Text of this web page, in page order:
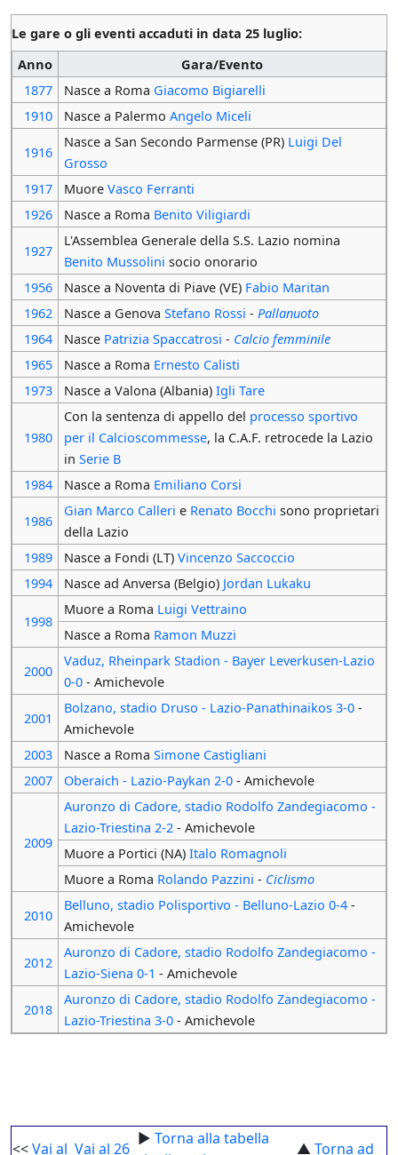
Anno Gara/Evento
Le gare o gli eventi accaduti in data 25 luglio:
1877 Nasce a Roma Giacomo Bigiarelli
1910
Nasce a Palermo Angelo Miceli
1916
Nasce a San Secondo Parmense (PR) Luigi Del
Grosso
1917
Muore Vasco Ferranti
1926
Nasce a Roma Benito Viligiardi
1927
L'Assemblea Generale della S.S. Lazio nomina
Benito Mussolini socio onorario
1956
Nasce a Noventa di Piave (VE) Fabio Maritan
1962
Nasce a Genova Stefano Rossi - Pallanuoto
1964
Nasce Patrizia Spaccatrosi - Calcio femminile
1965
Nasce a Roma Ernesto Calisti
1973
Nasce a Valona (Albania) Igli Tare
1980
Con la sentenza di appello del processo sportivo
per il Calcioscommesse, la C.A.F. retrocede la Lazio
in Serie B
1984
Nasce a Roma Emiliano Corsi
1986
Gian Marco Calleri e Renato Bocchi sono proprietari
della Lazio
1989
Nasce a Fondi (LT) Vincenzo Saccoccio
1994
Nasce ad Anversa (Belgio) Jordan Lukaku
1998
Muore a Roma Luigi Vettraino
Nasce a Roma Ramon Muzzi
2000
Vaduz, Rheinpark Stadion - Bayer Leverkusen-Lazio
0-0- Amichevole
2001
Bolzano, stadio Druso - Lazio-Panathinaikos 3-0-
Amichevole
2003
Nasce a Roma Simone Castigliani
2007
Oberaich - Lazio-Paykan 2-0- Amichevole
2009
Auronzo di Cadore, stadio Rodolfo Zandegiacomo -
Lazio-Triestina 2-2- Amichevole
Muore a Portici (NA) Italo Romagnoli
Muore a Roma Rolando Pazzini - Ciclismo
2010
Belluno, stadio Polisportivo - Belluno-Lazio 0-4-
Amichevole
2012
Auronzo di Cadore, stadio Rodolfo Zandegiacomo -
Lazio-Siena 0-1 - Amichevole
2018
Auronzo di Cadore, stadio Rodolfo Zandegiacomo -
Lazio-Triestina 3-0- Amichevole
<<Vai al Vai al 26
► Torna alla tabella
▲ Torna ad